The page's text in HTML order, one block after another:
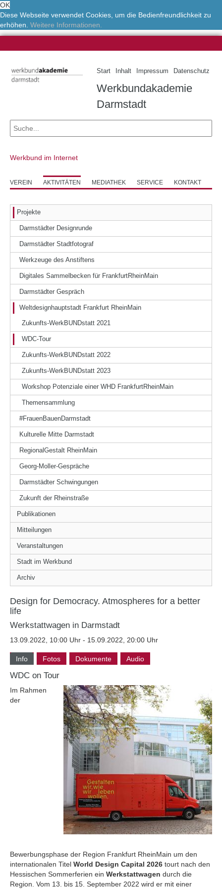
OK
Diese Webseite verwendet Cookies, um die Bedienfreundlichkeit zu
erhöhen. Weitere Informationen.
Start Inhalt Impressum Datenschutz
Werkbundakademie
Darmstadt
Werkbund im Internet
VEREIN AKTIVITÄTEN MEDIATHEK SERVICE KONTAKT
Projekte
Darmstädter Designrunde
Darmstädter Stadtfotograf
Werkzeuge des Anstiftens
Digitales Sammelbecken für FrankfurtRheinMain
Darmstädter Gespräch
Weltdesignhauptstadt Frankfurt RheinMain
Zukunfts-WerkBUNDstatt 2021
WDC-Tour
Zukunfts-WerkBUNDstatt 2022
Zukunfts-WerkBUNDstatt 2023
Workshop Potenziale einer WHD FrankfurtRheinMain
Themensammlung
#FrauenBauenDarmstadt
Kulturelle Mitte Darmstadt
RegionalGestalt RheinMain
Georg-Moller-Gespräche
Darmstädter Schwingungen
Zukunft der Rheinstraße
Publikationen
Mitteilungen
Veranstaltungen
Stadt im Werkbund
Archiv
Design for Democracy. Atmospheres for a better
life
Werkstattwagen in Darmstadt
13.09.2022, 10:00 Uhr - 15.09.2022, 20:00 Uhr
Info Fotos Dokumente Audio
WDC on Tour
Im Rahmen
der
Bewerbungsphase der Region Frankfurt RheinMain um den
internationalen Titel World Design Capital 2026 tourt nach den
Hessischen Sommerferien ein Werkstattwagen durch die
Region. Vom 13. bis 15. September 2022 wird er mit einer